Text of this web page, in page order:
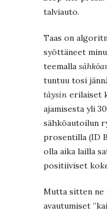
talviauto.
Taas on
syöttäneet
teemalla
tuntuu tosi
täysin erilaiset
ajamisesta yli
sähköautoilun
prosentilla (ID
olla aika lailla
positiiviset
Mutta sitten ne
avautumiset